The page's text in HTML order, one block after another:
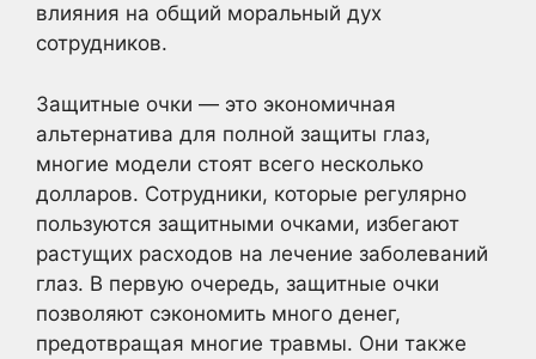
влияния на общий моральный дух
сотрудников.
Защитные очки — это экономичная
альтернатива для полной защиты глаз,
многие модели стоят всего несколько
долларов. Сотрудники, которые регулярно
пользуются защитными очками, избегают
растущих расходов на лечение заболеваний
глаз. В первую очередь, защитные очки
позволяют сэкономить много денег,
предотвращая многие травмы. Они также